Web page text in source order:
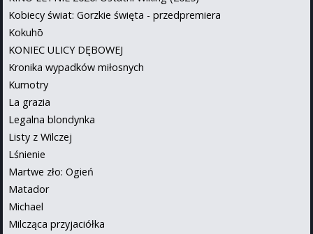
Kobiecy świat: Gorzkie święta - przedpremiera
Kokuhō
KONIEC ULICY DĘBOWEJ
Kronika wypadków miłosnych
Kumotry
La grazia
Legalna blondynka
Listy z Wilczej
Lśnienie
Martwe zło: Ogień
Matador
Michael
Milcząca przyjaciółka